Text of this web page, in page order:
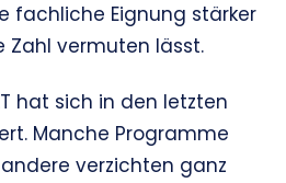
fachliche Eignung stärker
Zahl vermuten lässt.
hat sich in den letzten
Manche Programme
verzichten ganz